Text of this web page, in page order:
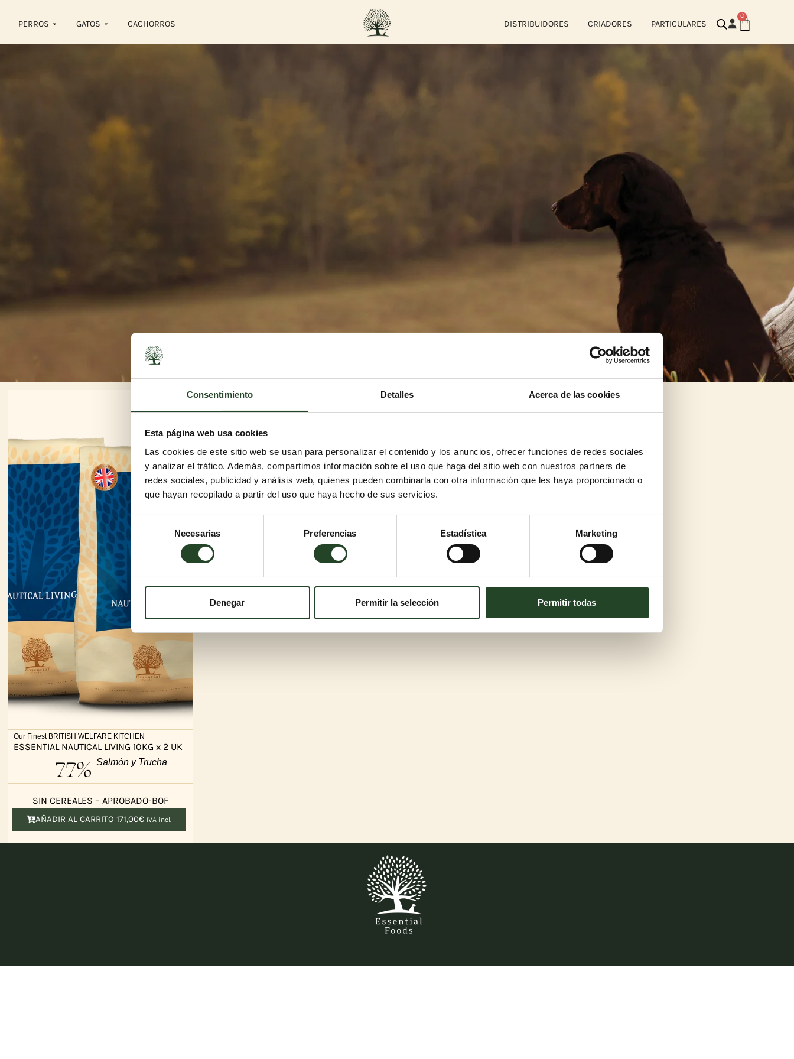
Consentimiento Detalles Acerca de las cookies
Esta página web usa cookies
Las cookies de este sitio web se usan para personalizar el contenido y los anuncios, ofrecer funciones de redes sociales
y analizar el tráfico. Además, compartimos información sobre el uso que haga del sitio web con nuestros partners de
redes sociales, publicidad y análisis web, quienes pueden combinarla con otra información que les haya proporcionado o
que hayan recopilado a partir del uso que haya hecho de sus servicios.
consentimiento
Necesarias Preferencias Estadística Marketing
Denegar Permitir la selección Permitir todas
PERROS GATOS CACHORROS DISTRIBUIDORES CRIADORES PARTICULARES
0
Our Finest BRITISH WELFARE KITCHEN
ESSENTIAL NAUTICAL LIVING 10KG x 2 UK
77% Salmón y Trucha
SIN CEREALES – APROBADO-BOF
AÑADIR AL CARRITO171,00€ IVA incl.